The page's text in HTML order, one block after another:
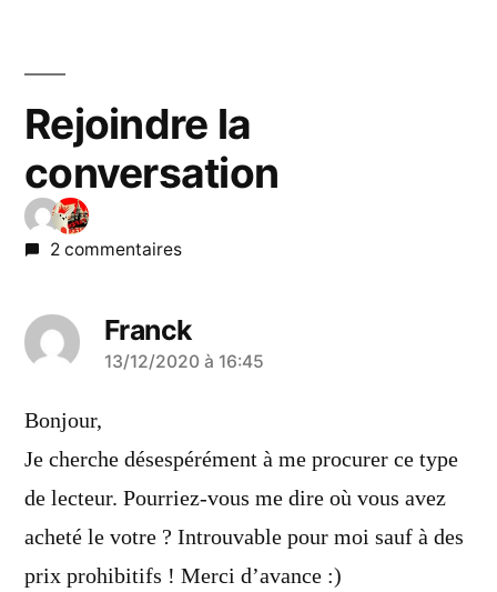
Rejoindre la
conversation
2 commentaires
Franck
a
13/12/2020 à 16:45
Bonjour,
Je cherche désespérément à me procurer ce type
de lecteur. Pourriez-vous me dire où vous avez
acheté le votre ? Introuvable pour moi sauf à des
prix prohibitifs ! Merci d’avance :)